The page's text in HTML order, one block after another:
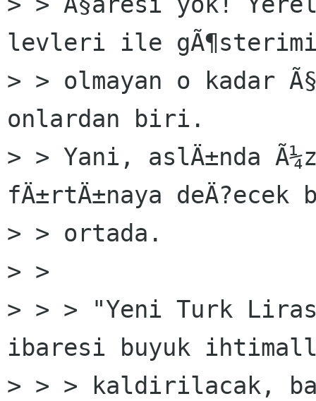
levleri ile gÃ¶sterimi
> > olmayan o kadar
onlardan biri.
> > Yani, aslÄ±nda
fÄ±rtÄ±naya deÄ?ecek
> > ortada.
> >
> > > "Yeni Turk
ibaresi buyuk
> > > kaldirilacak,